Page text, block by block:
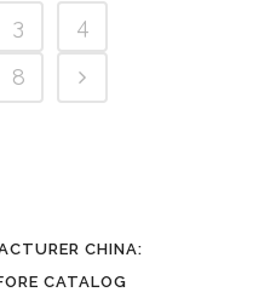
3
4
8
CHINA:
CATALOG